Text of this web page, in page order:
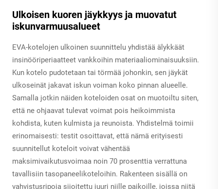
Ulkoisen kuoren jäykkyys ja muovatut
iskunvarmuusalueet
EVA-kotelojen ulkoinen suunnittelu yhdistää älykkäät
insinööriperiaatteet vankkoihin materiaaliominaisuuksiin.
Kun kotelo pudotetaan tai törmää johonkin, sen jäykät
ulkoseinät jakavat iskun voiman koko pinnan alueelle.
Samalla jotkin näiden koteloiden osat on muotoiltu siten,
että ne ohjaavat tulevat voimat pois heikoimmista
kohdista, kuten kulmista ja reunoista. Yhdistelmä toimii
erinomaisesti: testit osoittavat, että nämä erityisesti
suunnitellut koteloit voivat vähentää
maksimivaikutusvoimaa noin 70 prosenttia verrattuna
tavallisiin tasopaneelikoteloihin. Rakenteen sisällä on
vahvistusripoja sijoitettu juuri niille paikoille, joissa niitä